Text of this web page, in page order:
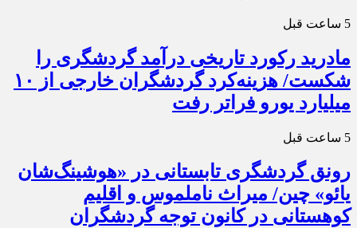
5 ساعت قبل
مادرید رکورد تاریخی درآمد گردشگری را
شکست/ هزینه‌کرد گردشگران خارجی از ۱۰
میلیارد یورو فراتر رفت
5 ساعت قبل
رونق گردشگری تابستانی در «هوشینگ‌شان
یائو» چین/ میراث ناملموس و اقلیم
کوهستانی در کانون توجه گردشگران